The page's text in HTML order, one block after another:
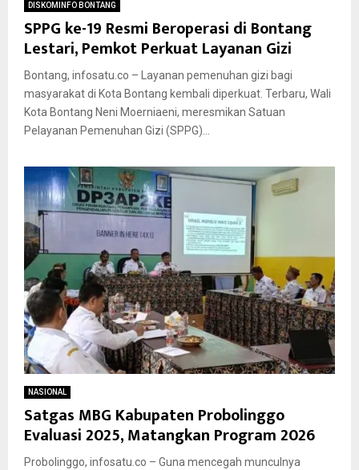
DISKOMINFO BONTANG
SPPG ke-19 Resmi Beroperasi di Bontang
Lestari, Pemkot Perkuat Layanan Gizi
Bontang, infosatu.co – Layanan pemenuhan gizi bagi
masyarakat di Kota Bontang kembali diperkuat. Terbaru, Wali
Kota Bontang Neni Moerniaeni, meresmikan Satuan
Pelayanan Pemenuhan Gizi (SPPG)...
NASIONAL
Satgas MBG Kabupaten Probolinggo
Evaluasi 2025, Matangkan Program 2026
Probolinggo, infosatu.co – Guna mencegah munculnya